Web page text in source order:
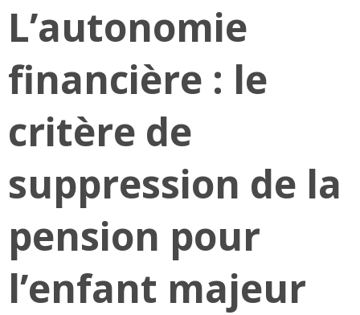
L’autonomie
financière : le
critère de
suppression de la
pension pour
l’enfant majeur